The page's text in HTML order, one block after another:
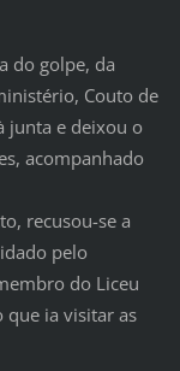
do golpe, da
Couto de
junta e deixou o
acompanhado
recusou-se a
pelo
do Liceu
que ia visitar as